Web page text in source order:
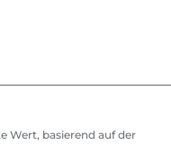
Wert, basierend auf der